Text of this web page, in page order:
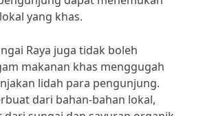
yang khas.
Raya juga tidak boleh
makanan khas menggugah
lidah para pengunjung.
dari bahan-bahan lokal,